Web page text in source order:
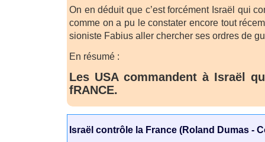
On en déduit que c’est forcément Israël qui
comme on a pu le constater encore tout
sioniste Fabius aller chercher ses ordres de
En résumé :
Les USA commandent à Israël
fRANCE.
Israël contrôle la France (Roland Dumas -